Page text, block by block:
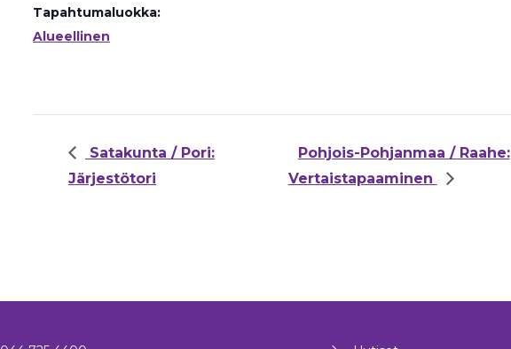
Tapahtumaluokka:
Alueellinen
Satakunta / Pori:
Järjestötori
Pohjois-Pohjanmaa / Raahe:
Vertaistapaaminen